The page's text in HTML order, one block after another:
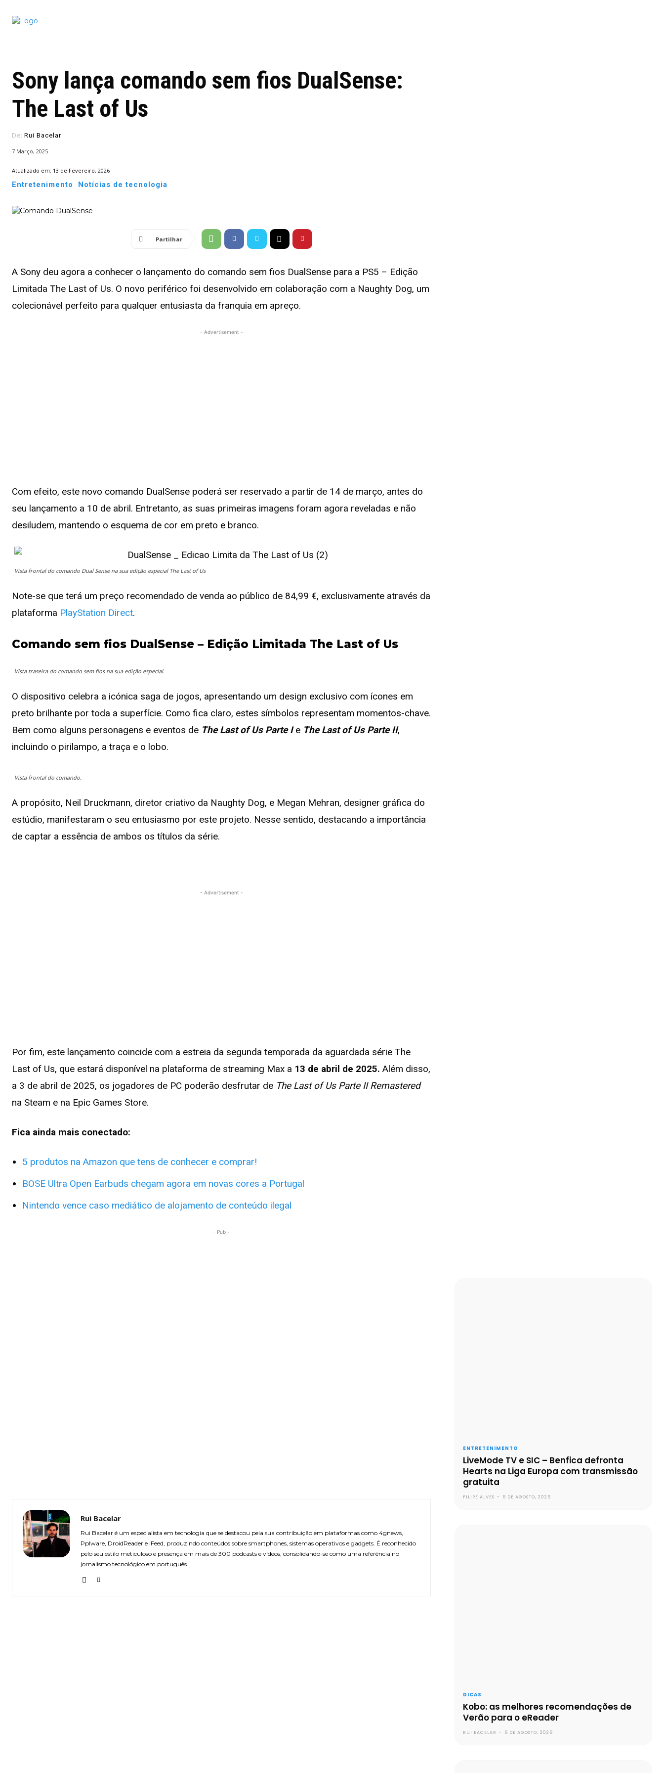
Sony lança comando sem fios DualSense:
The Last of Us
De: Rui Bacelar
7 Março, 2025
Atualizado em: 13 de Fevereiro, 2026
Entretenimento Notícias de tecnologia
Partilhar
A Sony deu agora a conhecer o lançamento do comando sem fios DualSense para a PS5 – Edição
Limitada The Last of Us. O novo periférico foi desenvolvido em colaboração com a Naughty Dog, um
colecionável perfeito para qualquer entusiasta da franquia em apreço.
- Advertisement -
Com efeito, este novo comando DualSense poderá ser reservado a partir de 14 de março, antes do
seu lançamento a 10 de abril. Entretanto, as suas primeiras imagens foram agora reveladas e não
desiludem, mantendo o esquema de cor em preto e branco.
Vista frontal do comando Dual Sense na sua edição especial The Last of Us
Note-se que terá um preço recomendado de venda ao público de 84,99 €, exclusivamente através da
plataforma PlayStation Direct.
Comando sem fios DualSense – Edição Limitada The Last of Us
Vista traseira do comando sem fios na sua edição especial.
O dispositivo celebra a icónica saga de jogos, apresentando um design exclusivo com ícones em
preto brilhante por toda a superfície. Como fica claro, estes símbolos representam momentos-chave.
Bem como alguns personagens e eventos de The Last of Us Parte Ie The Last of Us Parte II,
incluindo o pirilampo, a traça e o lobo.
Vista frontal do comando.
A propósito, Neil Druckmann, diretor criativo da Naughty Dog, e Megan Mehran, designer gráfica do
estúdio, manifestaram o seu entusiasmo por este projeto. Nesse sentido, destacando a importância
de captar a essência de ambos os títulos da série.
- Advertisement -
Por fim, este lançamento coincide com a estreia da segunda temporada da aguardada série The
Last of Us, que estará disponível na plataforma de streaming Max a 13 de abril de 2025. Além disso,
a 3 de abril de 2025, os jogadores de PC poderão desfrutar de The Last of Us Parte II Remastered
na Steam e na Epic Games Store.
Fica ainda mais conectado:
5 produtos na Amazon que tens de conhecer e comprar!
BOSE Ultra Open Earbuds chegam agora em novas cores a Portugal
Nintendo vence caso mediático de alojamento de conteúdo ilegal
- Pub -
Rui Bacelar
Rui Bacelar é um especialista em tecnologia que se destacou pela sua contribuição em plataformas como 4gnews,
Pplware, DroidReader e iFeed, produzindo conteúdos sobre smartphones, sistemas operativos e gadgets. É reconhecido
pelo seu estilo meticuloso e presença em mais de 300 podcasts e vídeos, consolidando-se como uma referência no
jornalismo tecnológico em português
ENTRETENIMENTO
LiveMode TV e SIC – Benfica defronta
Hearts na Liga Europa com transmissão
gratuita
FILIPE ALVES - 6 DE AGOSTO, 2026
DICAS
Kobo: as melhores recomendações de
Verão para o eReader
RUI BACELAR - 6 DE AGOSTO, 2026